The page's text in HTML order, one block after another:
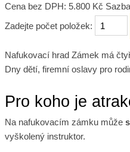
Cena bez DPH: 5.800 Kč
Zadejte počet položek:
Nafukovací hrad Zámek má
Dny dětí, firemní oslavy pro
Pro koho je
Na nafukovacím zámku může
vyškolený instruktor.